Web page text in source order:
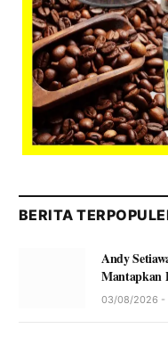
BERITA
Andy
Mantapkan
03/08/2026 -